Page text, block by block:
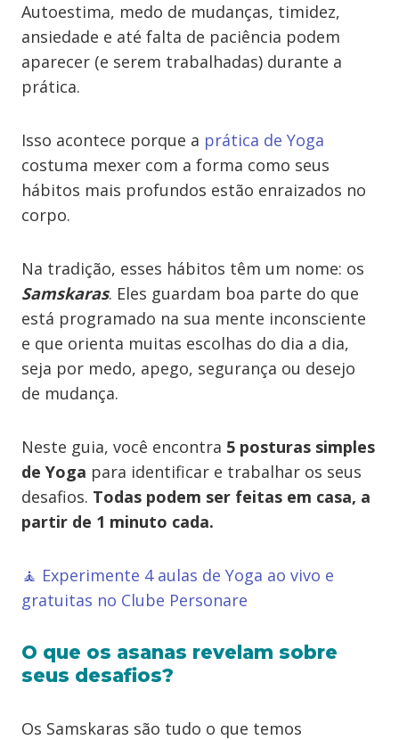
Autoestima, medo de mudanças, timidez,
ansiedade e até falta de paciência podem
aparecer (e serem trabalhadas) durante a
prática.
Isso acontece porque a prática de Yoga
costuma mexer com a forma como seus
hábitos mais profundos estão enraizados no
corpo.
Na tradição, esses hábitos têm um nome: os
Samskaras. Eles guardam boa parte do que
está programado na sua mente inconsciente
e que orienta muitas escolhas do dia a dia,
seja por medo, apego, segurança ou desejo
de mudança.
Neste guia, você encontra 5 posturas simples
de Yoga para identificar e trabalhar os seus
desafios. Todas podem ser feitas em casa, a
partir de 1 minuto cada.
🧘 Experimente 4 aulas de Yoga ao vivo e
gratuitas no Clube Personare
O que os asanas revelam sobre
seus desafios?
Os Samskaras são tudo o que temos